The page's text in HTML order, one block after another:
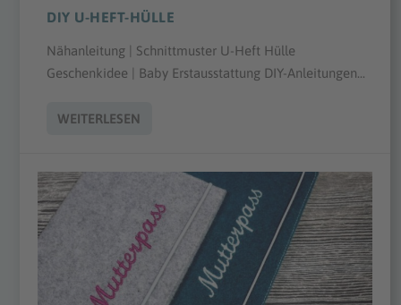
DIY U-HEFT-HÜLLE
Nähanleitung | Schnittmuster U-Heft Hülle
Geschenkidee | Baby Erstausstattung DIY-Anleitungen...
WEITERLESEN